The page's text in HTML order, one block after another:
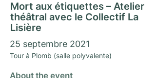
Mort aux étiquettes – Atelier
théâtral avec le Collectif La
Lisière
25 septembre 2021
Tour à Plomb (salle polyvalente)
About the event